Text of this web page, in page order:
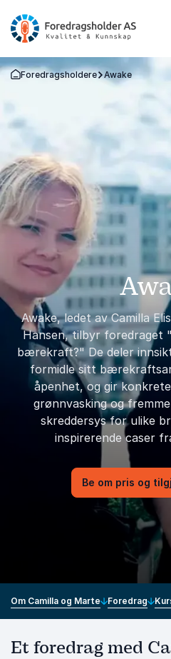
Gå tilbake til startsiden
Foredragsholdere Awake
Awake, ledet av Camilla
Hansen, tilbyr foredraget
bærekraft?" De deler
formidle sitt
åpenhet, og gir
grønnvasking og
skreddersys for ulike
inspirerende caser
Be om pris og
Om Camilla og Marte Foredrag
Et foredrag med